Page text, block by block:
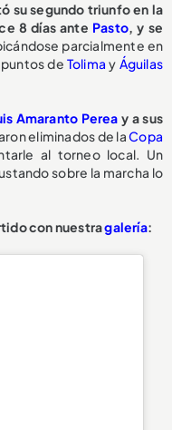
su segundo triunfo en la
8 días ante Pasto, y se
parcialmente en
de Tolimay Águilas
Amaranto Perea y a sus
eliminados de laCopa
al torneo local. Un
sobre la marcha lo
con nuestragalería: